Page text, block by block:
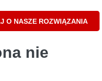
O NASZE ROZWIĄZANIA
nie